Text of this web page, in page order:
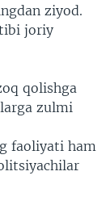
ziyod.
joriy
qolishga
zulmi
faoliyati ham